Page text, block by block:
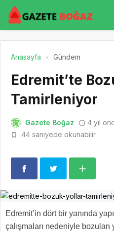
Anasayfa Gündem
Edremit’te
Tamirleniyor
Gazete Boğaz 4 yıl
44 saniyede okunabilir
Edremit’in dört bir yanında
çalışmaları nedeniyle